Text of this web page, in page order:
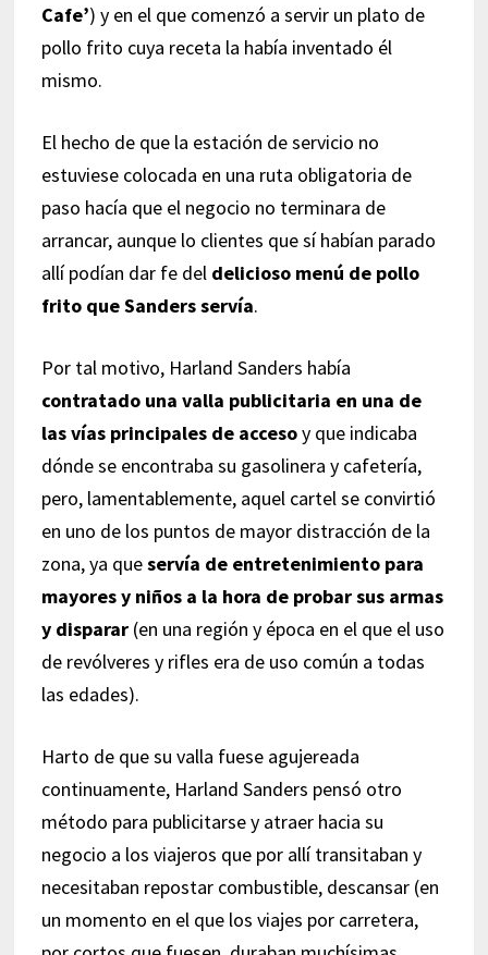
Cafe’) y en el que comenzó a servir un plato de
pollo frito cuya receta la había inventado él
mismo.
El hecho de que la estación de servicio no
estuviese colocada en una ruta obligatoria de
paso hacía que el negocio no terminara de
arrancar, aunque lo clientes que sí habían parado
allí podían dar fe del delicioso menú de pollo
frito que Sanders servía.
Por tal motivo, Harland Sanders había
contratado una valla publicitaria en una de
las vías principales de accesoy que indicaba
dónde se encontraba su gasolinera y cafetería,
pero, lamentablemente, aquel cartel se convirtió
en uno de los puntos de mayor distracción de la
zona, ya queservía de entretenimiento para
mayores y niños a la hora de probar sus armas
y disparar(en una región y época en el que el uso
de revólveres y rifles era de uso común a todas
las edades).
Harto de que su valla fuese agujereada
continuamente, Harland Sanders pensó otro
método para publicitarse y atraer hacia su
negocio a los viajeros que por allí transitaban y
necesitaban repostar combustible, descansar (en
un momento en el que los viajes por carretera,